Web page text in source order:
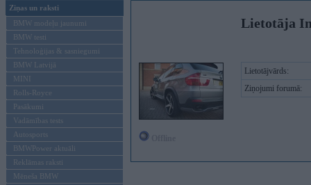
Ziņas un raksti
BMW modeļu jaunumi
BMW testi
Tehnoloģijas & sasniegumi
BMW Latvijā
MINI
Rolls-Royce
Pasākumi
Vadāmības tests
Autosports
BMWPower aktuāli
Reklāmas raksti
Mēneša BMW
Lietotāja
Lietotājvārds:
Ziņojumi forumā: